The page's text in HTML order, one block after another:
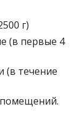
г)
(в первые 4
(в течение
помещений.